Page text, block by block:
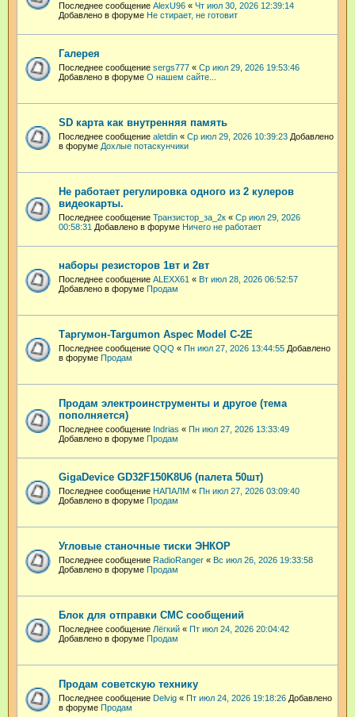
Последнее сообщение AlexU96 « Чт июл 30, 2026 12:39:14
Добавлено в форуме Не стирает, не готовит
Галерея
Последнее сообщение sergs777 « Ср июл 29, 2026 19:53:46
Добавлено в форуме О нашем сайте...
SD карта как внутренняя память
Последнее сообщение aletdin « Ср июл 29, 2026 10:39:23 Добавлено
в форуме Дохлые потаскунчики
Не работает регулировка одного из 2 кулеров
видеокарты.
Последнее сообщение Транзистор_за_2к « Ср июл 29, 2026
00:58:31 Добавлено в форуме Ничего не работает
наборы резисторов 1вт и 2вт
Последнее сообщение ALEXX61 « Вт июл 28, 2026 06:52:57
Добавлено в форуме Продам
Таргумон-Targumon Aspec Model C-2E
Последнее сообщение QQQ « Пн июл 27, 2026 13:44:55 Добавлено
в форуме Продам
Продам электроинструменты и другое (тема
пополняется)
Последнее сообщение Indrias « Пн июл 27, 2026 13:33:49
Добавлено в форуме Продам
GigaDevice GD32F150K8U6 (палета 50шт)
Последнее сообщение НАПАЛМ « Пн июл 27, 2026 03:09:40
Добавлено в форуме Продам
Угловые станочные тиски ЭНКОР
Последнее сообщение RadioRanger « Вс июл 26, 2026 19:33:58
Добавлено в форуме Продам
Блок для отправки СМС сообщений
Последнее сообщение Лёгкий « Пт июл 24, 2026 20:04:42
Добавлено в форуме Продам
Продам советскую технику
Последнее сообщение Delvig « Пт июл 24, 2026 19:18:26 Добавлено
в форуме Продам